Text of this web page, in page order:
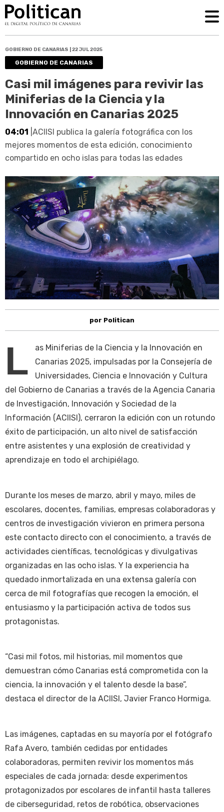
GOBIERNO DE CANARIAS | 22 JUL 2025
GOBIERNO DE CANARIAS
Casi mil imágenes para revivir las
Miniferias de la Ciencia y la
Innovación en Canarias 2025
04:01 |ACIISI publica la galería fotográfica con los
mejores momentos de esta edición, conocimiento
compartido en ocho islas para todas las edades
por Politican
L
as Miniferias de la Ciencia y la Innovación en
Canarias 2025, impulsadas por la Consejería de
Universidades, Ciencia e Innovación y Cultura
del Gobierno de Canarias a través de la Agencia Canaria
de Investigación, Innovación y Sociedad de la
Información (ACIISI), cerraron la edición con un rotundo
éxito de participación, un alto nivel de satisfacción
entre asistentes y una explosión de creatividad y
aprendizaje en todo el archipiélago.
Durante los meses de marzo, abril y mayo, miles de
escolares, docentes, familias, empresas colaboradoras y
centros de investigación vivieron en primera persona
este contacto directo con el conocimiento, a través de
actividades científicas, tecnológicas y divulgativas
organizadas en las ocho islas. Y la experiencia ha
quedado inmortalizada en una extensa galería con
cerca de mil fotografías que recogen la emoción, el
entusiasmo y la participación activa de todos sus
protagonistas.
“Casi mil fotos, mil historias, mil momentos que
demuestran cómo Canarias está comprometida con la
ciencia, la innovación y el talento desde la base”,
destaca el director de la ACIISI, Javier Franco Hormiga.
Las imágenes, captadas en su mayoría por el fotógrafo
Rafa Avero, también cedidas por entidades
colaboradoras, permiten revivir los momentos más
especiales de cada jornada: desde experimentos
protagonizados por escolares de infantil hasta talleres
de ciberseguridad, retos de robótica, observaciones